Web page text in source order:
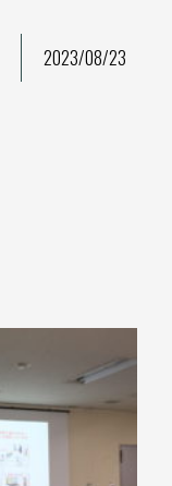
2023/08/23